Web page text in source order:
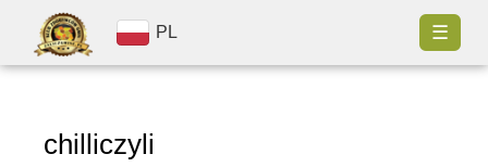
PL ☰
chilliczyli